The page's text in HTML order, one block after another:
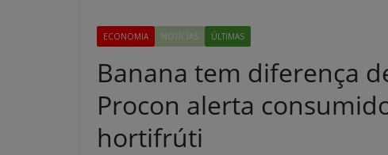
ECONOMIA NOTÍCIAS ÚLTIMAS
Banana tem diferença
Procon alerta
hortifrúti